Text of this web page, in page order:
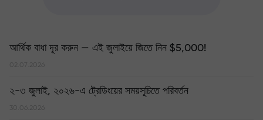
আর্থিক বাধা দূর করুন — এই জুলাইয়ে জিতে নিন $5,000!
02.07.2026
২-৩ জুলাই, ২০২৬-এ ট্রেডিংয়ের সময়সূচিতে পরিবর্তন
30.06.2026